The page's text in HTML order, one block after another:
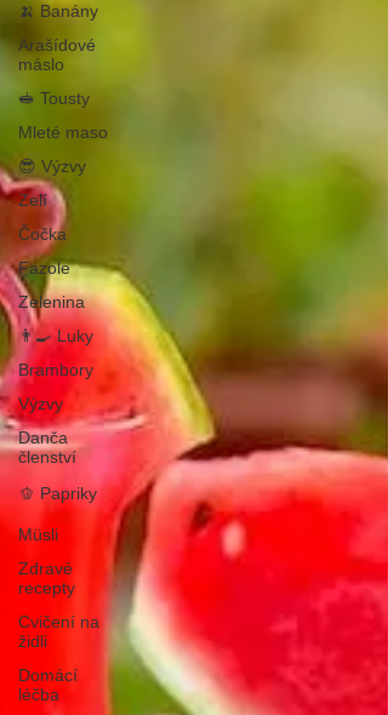
🍌 Banány
Arašídové
máslo
🥪 Tousty
Mleté maso
😎 Výzvy
Zelí
Čočka
Fazole
Zelenina
👨‍🍳 Luky
Brambory
Výzvy
Danča
členství
🫑 Papriky
Müsli
Zdravé
recepty
Cvičení na
židli
Domácí
léčba